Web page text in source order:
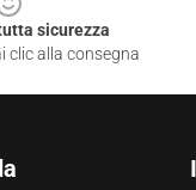
sicurezza
clic alla consegna